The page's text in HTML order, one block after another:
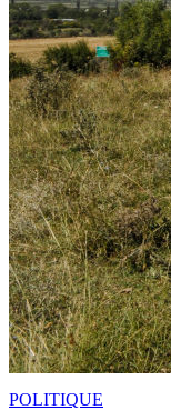
POLITIQUE